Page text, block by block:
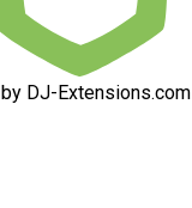
by DJ-Extensions.com